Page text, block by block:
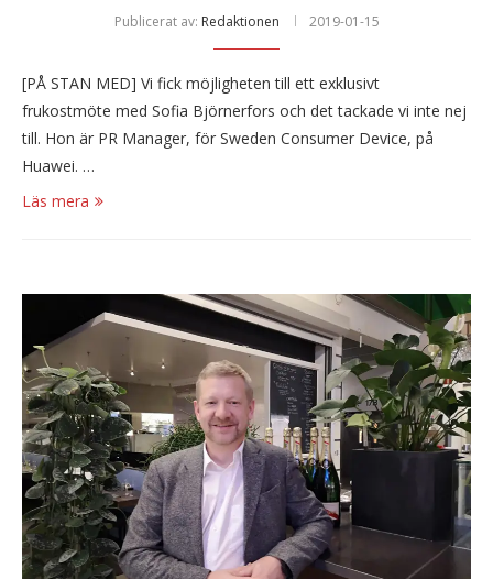
Publicerat av: Redaktionen 2019-01-15
[PÅ STAN MED] Vi fick möjligheten till ett exklusivt
frukostmöte med Sofia Björnerfors och det tackade vi inte nej
till. Hon är PR Manager, för Sweden Consumer Device, på
Huawei. …
Läs mera